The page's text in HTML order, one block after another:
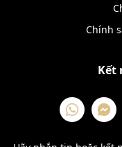
Chính
Kết